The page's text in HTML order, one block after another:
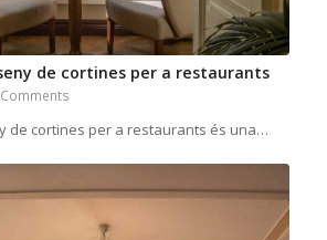
de cortines per a restaurants
de cortines per a restaurants és una…